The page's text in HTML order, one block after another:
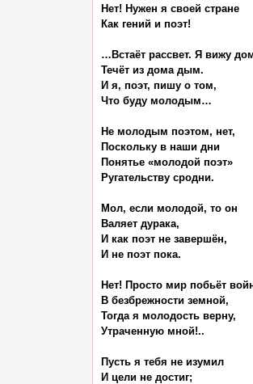
Нет! Нужен я своей стране
Как гений и поэт!
…Встаёт рассвет. Я вижу
Течёт из дома дым.
И я, поэт, пишу о том,
Что буду молодым…
Не молодым поэтом, нет,
Поскольку в наши дни
Понятье «молодой поэт»
Ругательству сродни.
Мол, если молодой, то он
Валяет дурака,
И как поэт не завершён,
И не поэт пока.
Нет! Просто мир побьёт
В безбрежности земной,
Тогда я молодость верну,
Утраченную мной!..
Пусть я тебя не изумил
И цели не достиг;